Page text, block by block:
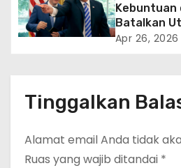
Kebuntuan
Batalkan
Klaim
Apr 26, 2026
Tinggalkan
Alamat email Anda tidak
Ruas yang wajib ditandai *